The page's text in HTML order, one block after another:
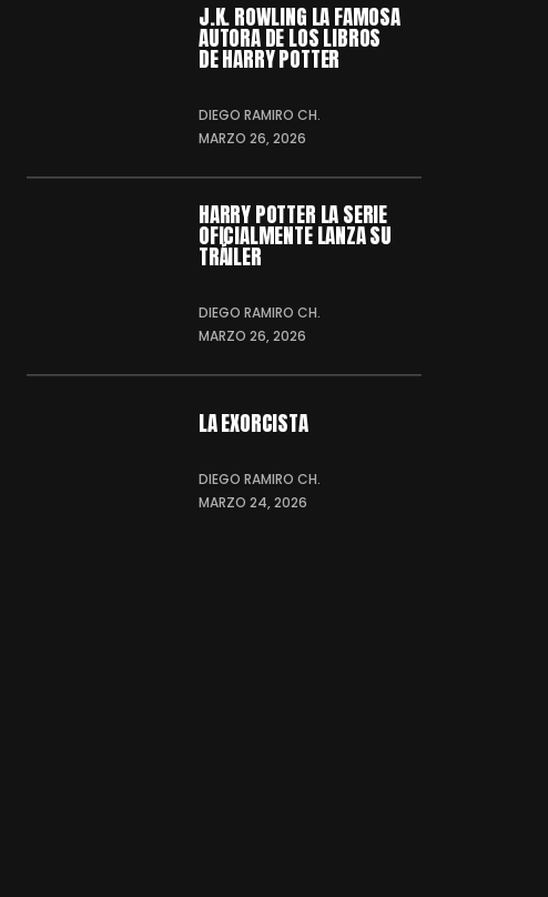
J.K. ROWLING LA FAMOSA
AUTORA DE LOS LIBROS
DE HARRY POTTER
DIEGO RAMIRO CH.
MARZO 26, 2026
HARRY POTTER LA SERIE
OFICIALMENTE LANZA SU
TRÁILER
DIEGO RAMIRO CH.
MARZO 26, 2026
LA EXORCISTA
DIEGO RAMIRO CH.
MARZO 24, 2026